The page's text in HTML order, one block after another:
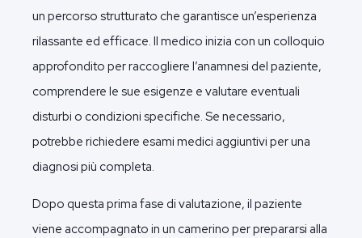
un percorso strutturato che garantisce un’esperienza
rilassante ed efficace. Il medico inizia con un colloquio
approfondito per raccogliere l’anamnesi del paziente,
comprendere le sue esigenze e valutare eventuali
disturbi o condizioni specifiche. Se necessario,
potrebbe richiedere esami medici aggiuntivi per una
diagnosi più completa.
Dopo questa prima fase di valutazione, il paziente
viene accompagnato in un camerino per prepararsi alla